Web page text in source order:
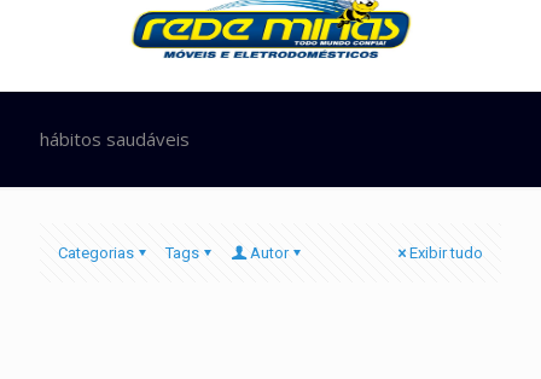
hábitos saudáveis
Categorias Tags Autor Exibir tudo